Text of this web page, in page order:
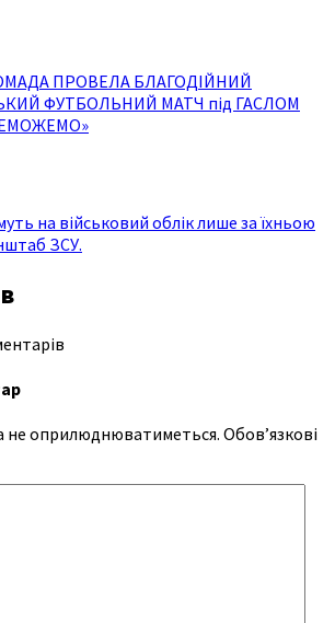
ПРОВЕЛА БЛАГОДІЙНИЙ
ФУТБОЛЬНИЙ МАТЧ під ГАСЛОМ
на військовий облік лише за їхньою
ЗСУ.
не оприлюднюватиметься. Обов’язкові